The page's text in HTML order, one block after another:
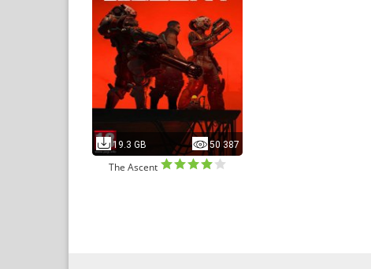
19.3 GB 50 387
The Ascent